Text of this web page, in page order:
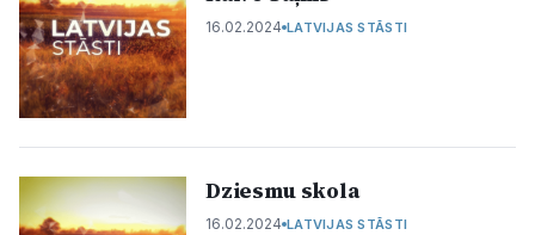
16.02.2024 LATVIJAS STĀSTI
Dziesmu skola
16.02.2024 LATVIJAS STĀSTI